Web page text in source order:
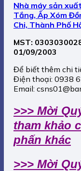
Nhà máy sản
Tắng, Ấp Xóm
Chi, Thành Phố
MST:
01/09/2003
Để biết thêm chi
Điện thoại: 0938
Email:
>>> Mời
tham khảo
phấn khác
>>> Mời